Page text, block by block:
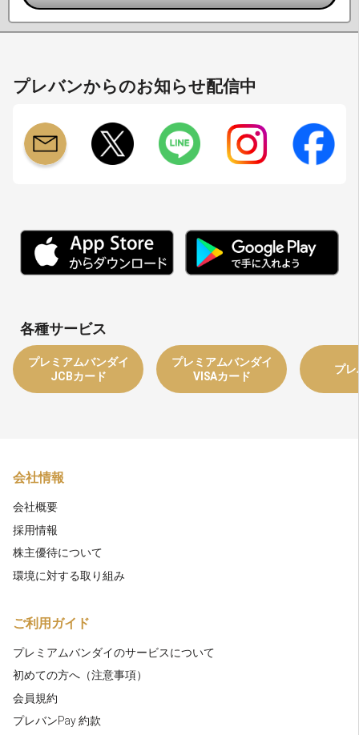
プレバンからのお知らせ配信中
各種サービス
プレミアムバンダイ
JCBカード
プレミアムバンダイ
VISAカード
プ
会社情報
会社概要
採用情報
株主優待について
環境に対する取り組み
ご利用ガイド
プレミアムバンダイのサービスについて
初めての方へ（注意事項）
会員規約
プレバンPay 約款